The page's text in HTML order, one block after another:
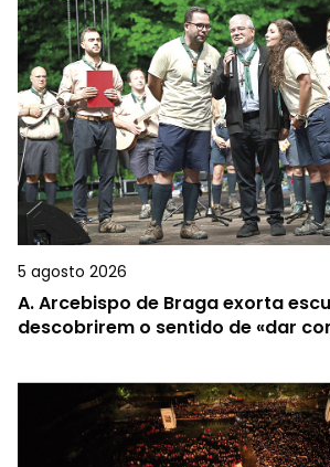
5 agosto 2026
A.Arcebispo de Braga exorta
descobrirem o sentido de «dar